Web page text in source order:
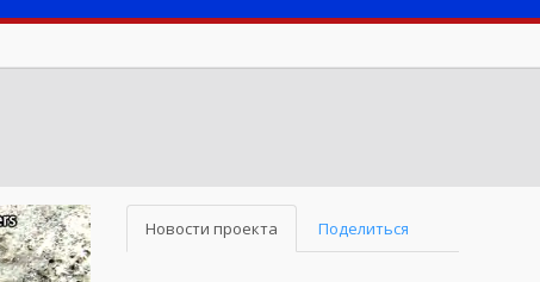
Новости проекта Поделиться